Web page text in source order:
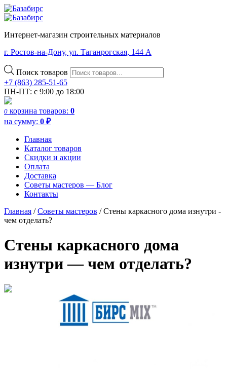
Интернет-магазин строительных материалов
г. Ростов-на-Дону, ул. Таганрогская, 144 А
Поиск товаров
+7 (863) 285-51-65
ПН-ПТ: с 9:00 до 18:00
0 корзина товаров: 0
на сумму: 0 ₽
Главная
Каталог товаров
Скидки и акции
Оплата
Доставка
Советы мастеров — Блог
Контакты
Главная /Советы мастеров /Стены каркасного дома изнутри -
чем отделать?
Стены каркасного дома
изнутри — чем отделать?